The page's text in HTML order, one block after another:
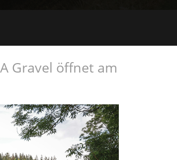
Gravel öffnet am